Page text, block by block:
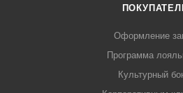
Оформление
Программа
Культурный